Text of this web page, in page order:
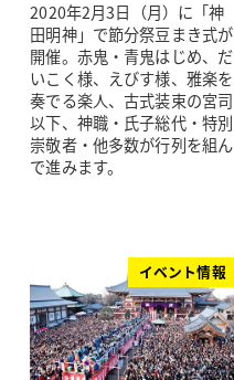
2020年2月3日（月）に「神
田明神」で節分祭豆まき式が
開催。赤鬼・青鬼はじめ、だ
いこく様、えびす様、雅楽を
奏でる楽人、古式装束の宮司
以下、神職・氏子総代・特別
崇敬者・他多数が行列を組ん
で進みます。
イベント情報